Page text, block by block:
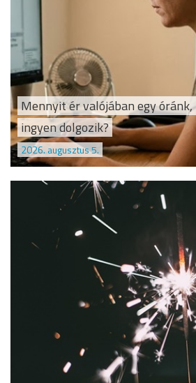
Mennyit ér valójában egy óránk,
ingyen dolgozik?
2026. augusztus 5.